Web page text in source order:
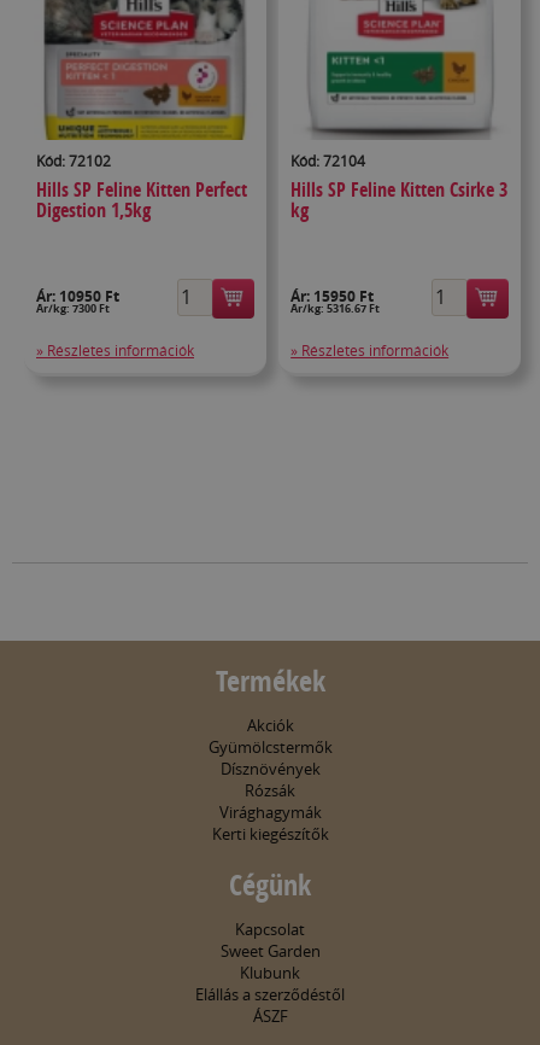
Kód: 72102
Hills SP Feline Kitten Perfect
Digestion 1,5kg
Ár: 10950 Ft
Ár/kg: 7300 Ft
» Részletes információk
Kód: 72104
Hills SP Feline Kitten Csirke 3
kg
Ár: 15950 Ft
Ár/kg: 5316.67 Ft
» Részletes információk
Termékek
Akciók
Gyümölcstermők
Dísznövények
Rózsák
Virághagymák
Kerti kiegészítők
Cégünk
Kapcsolat
Sweet Garden
Klubunk
Elállás a szerződéstől
ÁSZF